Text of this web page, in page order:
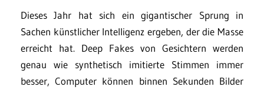
Dieses Jahr hat sich ein gigantischer Sprung in
Sachen künstlicher Intelligenz ergeben, der die Masse
erreicht hat. Deep Fakes von Gesichtern werden
genau wie synthetisch imitierte Stimmen immer
besser, Computer können binnen Sekunden Bilder